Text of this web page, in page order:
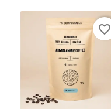
favorite_border